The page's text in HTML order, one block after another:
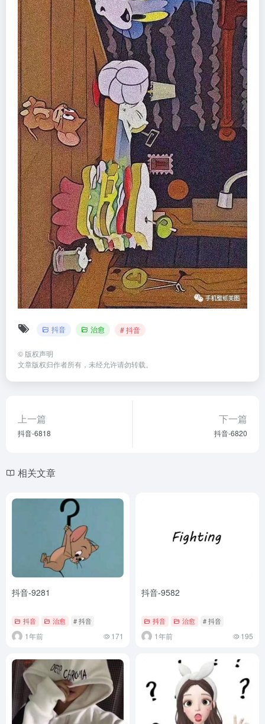
抖音 治愈 # 抖音
© 版权声明
文章版权归作者所有，未经允许请勿转载。
上一篇
抖音-6818
下一篇
抖音-6820
相关文章
抖音-9281
抖音 治愈 # 抖音
1年前 171
抖音-9582
抖音 治愈 # 抖音
1年前 195